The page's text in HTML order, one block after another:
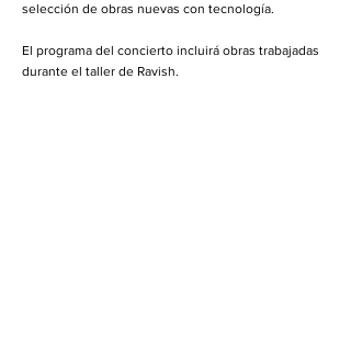
selección de obras nuevas con tecnología.
El programa del concierto incluirá obras trabajadas
durante el taller de Ravish.